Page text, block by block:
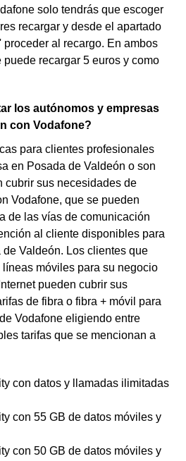
solo tendrás que escoger
recargar y desde el apartado
proceder al recargo. En ambos
recargar 5 euros y como
los autónomos y empresas
con Vodafone?
para clientes profesionales
en Posada de Valdeón o son
cubrir sus necesidades de
Vodafone, que se pueden
de las vías de comunicación
al cliente disponibles para
de Valdeón. Los clientes que
móviles para su negocio
pueden cubrir sus
de fibra o fibra + móvil para
Vodafone eligiendo entre
tarifas que se mencionan a
con datos y llamadas ilimitadas
con 55 GB de datos móviles y
con 50 GB de datos móviles y